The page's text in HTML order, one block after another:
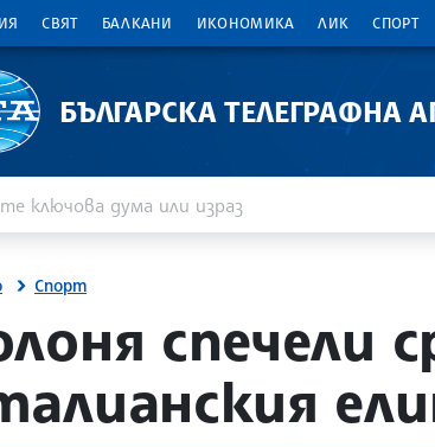
СВЯТ БАЛКАНИ ИКОНОМИКА ЛИК СПОРТ
БЪЛГАРСКА ТЕЛЕГРАФНА
Спорт
спечели